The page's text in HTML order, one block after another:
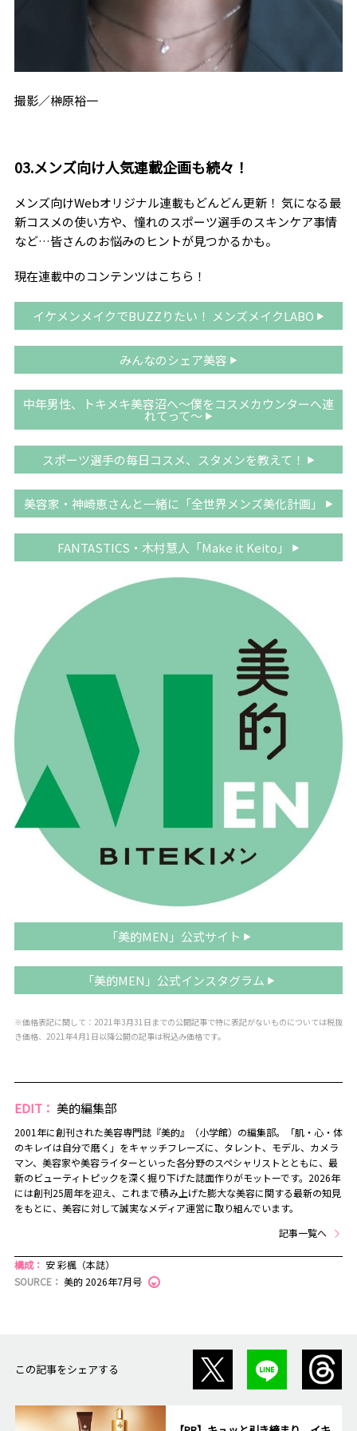
撮影／榊󠄀原裕一
03.メンズ向け人気連載企画も続々！
メンズ向けWebオリジナル連載もどんどん更新！ 気になる最
新コスメの使い方や、憧れのスポーツ選手のスキンケア事情
など…皆さんのお悩みのヒントが見つかるかも。
現在連載中のコンテンツはこちら！
イケメンメイクでBUZZりたい！ メンズメイクLABO
みんなのシェア美容
中年男性、トキメキ美容沼へ〜僕をコスメカウンターへ連
れてって〜
スポーツ選手の毎日コスメ、スタメンを教えて！
美容家・神崎恵さんと一緒に「全世界メンズ美化計画」
FANTASTICS・木村慧人「Make it Keito」
「美的MEN」公式サイト
「美的MEN」公式インスタグラム
※価格表記に関して：2021年3月31日までの公開記事で特に表記がないものについては税抜
き価格、2021年4月1日以降公開の記事は税込み価格です。
EDIT： 美的編集部
2001年に創刊された美容専門誌『美的』（小学館）の編集部。「肌・心・体
のキレイは自分で磨く」をキャッチフレーズに、タレント、モデル、カメラ
マン、美容家や美容ライターといった各分野のスペシャリストとともに、最
新のビューティトピックを深く掘り下げた誌面作りがモットーです。2026年
には創刊25周年を迎え、これまで積み上げた膨大な美容に関する最新の知見
をもとに、美容に対して誠実なメディア運営に取り組んでいます。
記事一覧へ
構成： 安 彩楓（本誌）
SOURCE： 美的 2026年7月号
この記事をシェアする